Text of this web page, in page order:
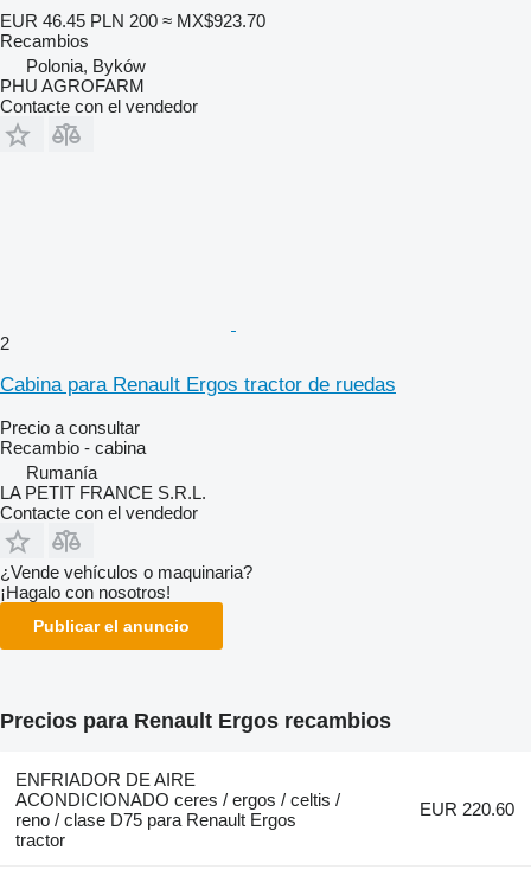
EUR 46.45 PLN 200 ≈ MX$923.70
Recambios
Polonia, Byków
PHU AGROFARM
Contacte con el vendedor
2
Cabina para Renault Ergos tractor de ruedas
Precio a consultar
Recambio - cabina
Rumanía
LA PETIT FRANCE S.R.L.
Contacte con el vendedor
¿Vende vehículos o maquinaria?
¡Hagalo con nosotros!
Publicar el anuncio
Precios para Renault Ergos recambios
ENFRIADOR DE AIRE
ACONDICIONADO ceres / ergos / celtis /
reno / clase D75 para Renault Ergos
tractor
EUR 220.60